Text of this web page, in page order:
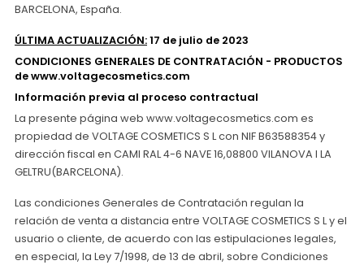
BARCELONA, España.
ÚLTIMA ACTUALIZACIÓN:17 de julio de 2023
CONDICIONES GENERALES DE CONTRATACIÓN - PRODUCTOS
de www.voltagecosmetics.com
Información previa al proceso contractual
La presente página web www.voltagecosmetics.com es
propiedad de VOLTAGE COSMETICS S L con NIF B63588354 y
dirección fiscal en CAMI RAL 4-6 NAVE 16,08800 VILANOVA I LA
GELTRU(BARCELONA).
Las condiciones Generales de Contratación regulan la
relación de venta a distancia entre VOLTAGE COSMETICS S L y el
usuario o cliente, de acuerdo con las estipulaciones legales,
en especial, la Ley 7/1998, de 13 de abril, sobre Condiciones